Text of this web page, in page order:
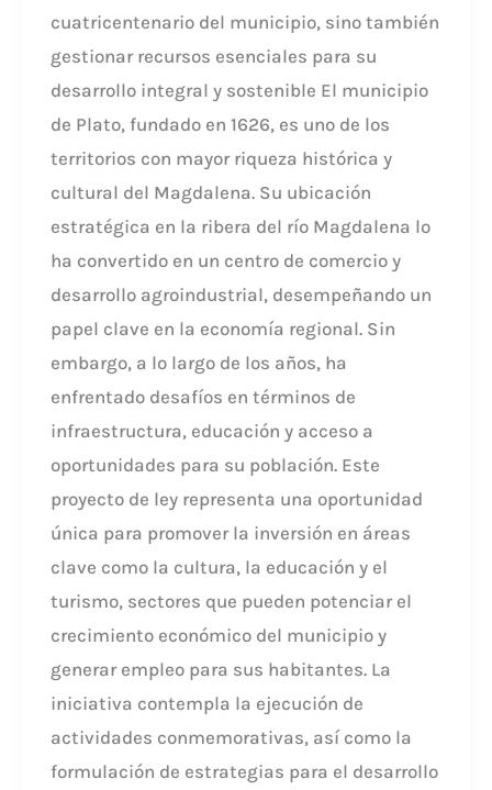
cuatricentenario del municipio, sino también
gestionar recursos esenciales para su
desarrollo integral y sostenible El municipio
de Plato, fundado en 1626, es uno de los
territorios con mayor riqueza histórica y
cultural del Magdalena. Su ubicación
estratégica en la ribera del río Magdalena lo
ha convertido en un centro de comercio y
desarrollo agroindustrial, desempeñando un
papel clave en la economía regional. Sin
embargo, a lo largo de los años, ha
enfrentado desafíos en términos de
infraestructura, educación y acceso a
oportunidades para su población. Este
proyecto de ley representa una oportunidad
única para promover la inversión en áreas
clave como la cultura, la educación y el
turismo, sectores que pueden potenciar el
crecimiento económico del municipio y
generar empleo para sus habitantes. La
iniciativa contempla la ejecución de
actividades conmemorativas, así como la
formulación de estrategias para el desarrollo